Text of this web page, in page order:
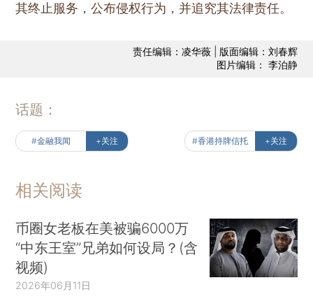
其终止服务，公布侵权行为，并追究其法律责任。
责任编辑：凌华薇 | 版面编辑：刘春辉
图片编辑： 李泊静
话题：
#金融我闻 +关注 #香港持牌信托 +关注
相关阅读
币圈女老板在美被骗6000万
“中东王室”兄弟如何设局？(含
视频)
2026年06月11日